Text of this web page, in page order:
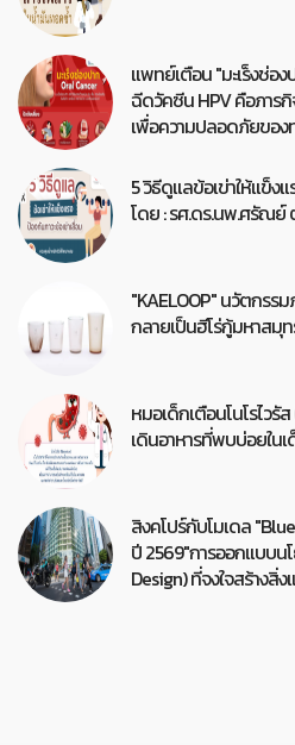
แพทย์เตือน "มะเร็งช่อ
ฉีดวัคซีน HPV คือภาร
เพื่อความปลอดภัยขอ
5 วิธีดูแลข้อเข่าให้แข็ง
โดย : รศ.ดร.นพ.ศรัณ
"KAELOOP" นวัตกรร
กลายเป็นฮีโร่กู้มหาสมุ
หมอเด็กเตือนโนโรไวรั
เดินอาหารที่พบบ่อยใน
สิงคโปร์กับโมเดล
ปี 2569"การออกแบบน
Design) ที่จงใจสร้าง